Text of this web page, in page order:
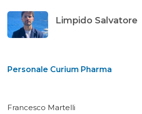
Limpido Salvatore
Personale Curium Pharma
Francesco Martelli